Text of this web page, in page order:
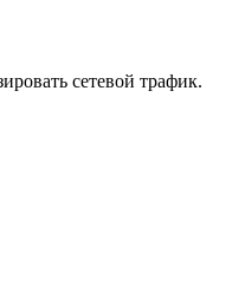
сетевой трафик.